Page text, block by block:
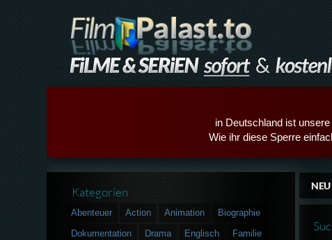
in Deutschland ist
Wie ihr diese Sperre
NEU
Kategorien
Abenteuer Action Animation
Biographie
Dokumentation
Drama Englisch
Familie